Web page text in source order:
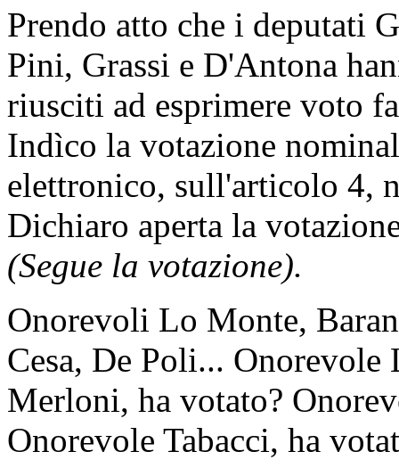
Prendo atto che i deputati
Pini, Grassi e D'Antona
riusciti ad esprimere voto
Indìco la votazione
elettronico, sull'articolo 4,
Dichiaro aperta la
(Segue la votazione).
Onorevoli Lo Monte,
Cesa, De Poli...
Merloni, ha votato?
Onorevole Tabacci, ha